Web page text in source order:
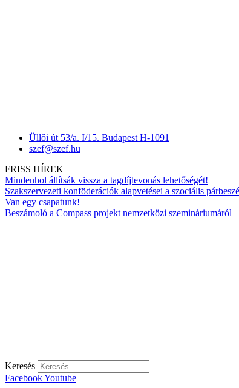
Üllői út 53/a. I/15. Budapest H-1091
szef@szef.hu
FRISS HÍREK
Mindenhol állítsák vissza a tagdíjlevonás lehetőségét!
Szakszervezeti konföderációk alapvetései a szociális
Van egy csapatunk!
Beszámoló a Compass projekt nemzetközi szemináriumáról
Keresés
FacebookYoutube